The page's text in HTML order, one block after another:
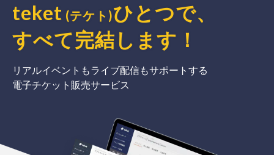
teket (テケト)ひとつで、
すべて完結 します ！
リアルイベントもライブ配信もサポートする
電子チケット販売サービス